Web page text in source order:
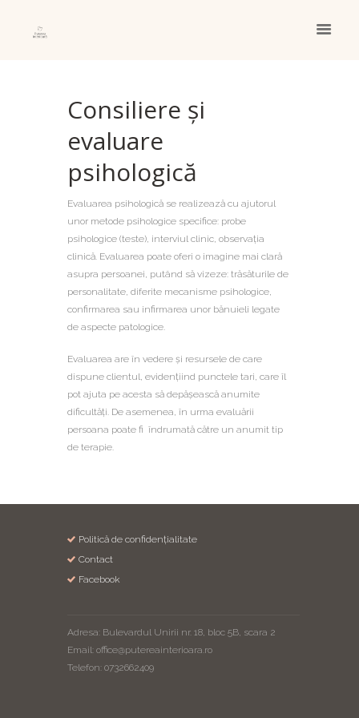
Consiliere și
evaluare
psihologică
Evaluarea psihologică se realizează cu ajutorul
unor metode psihologice specifice: probe
psihologice (teste), interviul clinic, observația
clinică. Evaluarea poate oferi o imagine mai clară
asupra persoanei, putând să vizeze: trăsăturile de
personalitate, diferite mecanisme psihologice,
confirmarea sau infirmarea unor bănuieli legate
de aspecte patologice.
Evaluarea are în vedere și resursele de care
dispune clientul, evidențiind punctele tari, care îl
pot ajuta pe acesta să depășească anumite
dificultăți. De asemenea, în urma evaluării
persoana poate fi îndrumată către un anumit tip
de terapie.
Politică de confidențialitate
Contact
Facebook
Adresa: Bulevardul Unirii nr. 18, bloc 5B, scara 2
Email: office@putereainterioara.ro
Telefon: 0732662409